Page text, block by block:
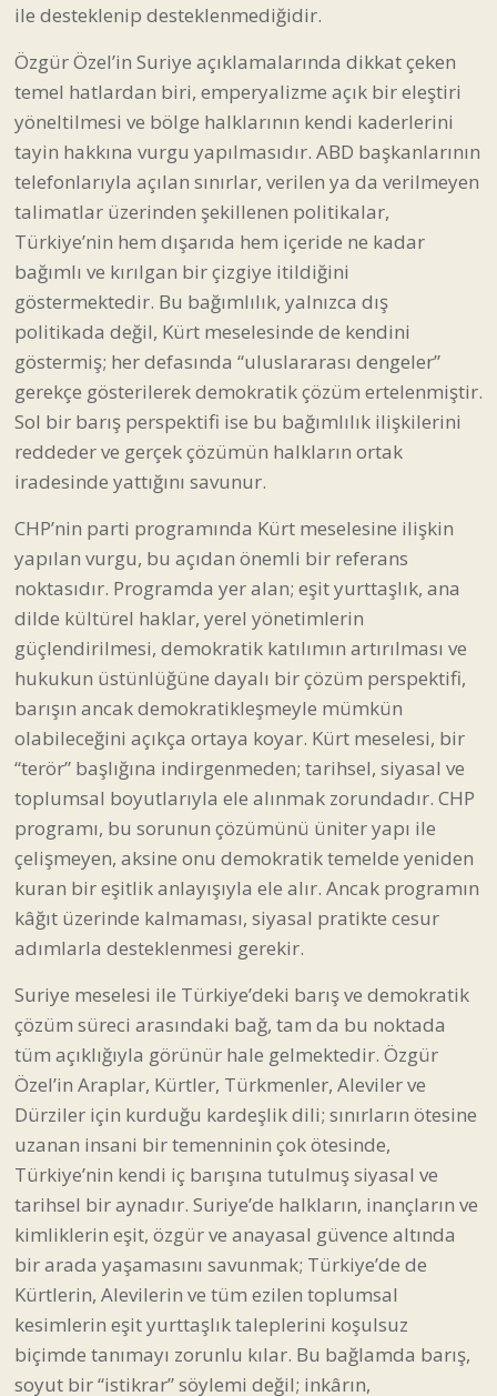
ile desteklenip desteklenmediğidir.
Özgür Özel’in Suriye açıklamalarında dikkat çeken
temel hatlardan biri, emperyalizme açık bir eleştiri
yöneltilmesi ve bölge halklarının kendi kaderlerini
tayin hakkına vurgu yapılmasıdır. ABD başkanlarının
telefonlarıyla açılan sınırlar, verilen ya da verilmeyen
talimatlar üzerinden şekillenen politikalar,
Türkiye’nin hem dışarıda hem içeride ne kadar
bağımlı ve kırılgan bir çizgiye itildiğini
göstermektedir. Bu bağımlılık, yalnızca dış
politikada değil, Kürt meselesinde de kendini
göstermiş; her defasında “uluslararası dengeler”
gerekçe gösterilerek demokratik çözüm ertelenmiştir.
Sol bir barış perspektifi ise bu bağımlılık ilişkilerini
reddeder ve gerçek çözümün halkların ortak
iradesinde yattığını savunur.
CHP’nin parti programında Kürt meselesine ilişkin
yapılan vurgu, bu açıdan önemli bir referans
noktasıdır. Programda yer alan; eşit yurttaşlık, ana
dilde kültürel haklar, yerel yönetimlerin
güçlendirilmesi, demokratik katılımın artırılması ve
hukukun üstünlüğüne dayalı bir çözüm perspektifi,
barışın ancak demokratikleşmeyle mümkün
olabileceğini açıkça ortaya koyar. Kürt meselesi, bir
“terör” başlığına indirgenmeden; tarihsel, siyasal ve
toplumsal boyutlarıyla ele alınmak zorundadır. CHP
programı, bu sorunun çözümünü üniter yapı ile
çelişmeyen, aksine onu demokratik temelde yeniden
kuran bir eşitlik anlayışıyla ele alır. Ancak programın
kâğıt üzerinde kalmaması, siyasal pratikte cesur
adımlarla desteklenmesi gerekir.
Suriye meselesi ile Türkiye’deki barış ve demokratik
çözüm süreci arasındaki bağ, tam da bu noktada
tüm açıklığıyla görünür hale gelmektedir. Özgür
Özel’in Araplar, Kürtler, Türkmenler, Aleviler ve
Dürziler için kurduğu kardeşlik dili; sınırların ötesine
uzanan insani bir temenninin çok ötesinde,
Türkiye’nin kendi iç barışına tutulmuş siyasal ve
tarihsel bir aynadır. Suriye’de halkların, inançların ve
kimliklerin eşit, özgür ve anayasal güvence altında
bir arada yaşamasını savunmak; Türkiye’de de
Kürtlerin, Alevilerin ve tüm ezilen toplumsal
kesimlerin eşit yurttaşlık taleplerini koşulsuz
biçimde tanımayı zorunlu kılar. Bu bağlamda barış,
soyut bir “istikrar” söylemi değil; inkârın,